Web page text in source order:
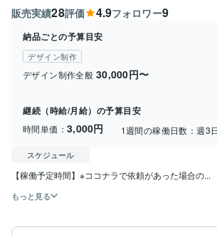
販売実績28評価 4.9フォロワー9
納品ごとの予算目安
デザイン制作
デザイン制作全般 30,000円〜
継続（時給/月給）の予算目安
時間単価： 3,000円 1週間の稼働日数：週3日
スケジュール
【稼働予定時間】※ココナラで依頼があった場合の...
もっと見る